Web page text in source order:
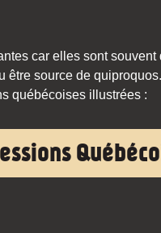
car elles sont
source de
québécoises illustrées :